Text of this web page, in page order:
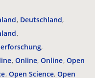
Deutschland
Online Online Open
Open Science Open